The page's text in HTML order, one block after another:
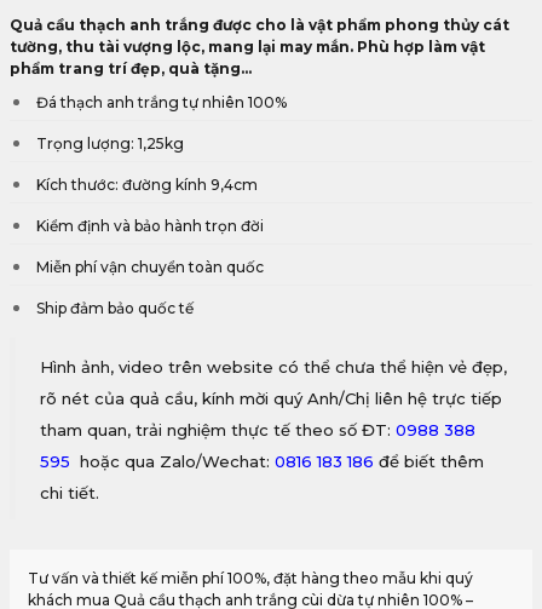
Quả cầu thạch anh trắng được cho là vật phẩm phong thủy cát
tường, thu tài vượng lộc, mang lại may mắn. Phù hợp làm vật
phẩm trang trí đẹp, quà tặng...
Đá thạch anh trắng tự nhiên 100%
Trọng lượng: 1,25kg
Kích thước: đường kính 9,4cm
Kiểm định và bảo hành trọn đời
Miễn phí vận chuyển toàn quốc
Ship đảm bảo quốc tế
Hình ảnh, video trên website có thể chưa thể hiện vẻ đẹp,
rõ nét của quả cầu, kính mời quý Anh/Chị liên hệ trực tiếp
tham quan, trải nghiệm thực tế theo số ĐT: 0988 388
595 hoặc qua Zalo/Wechat: 0816 183 186 để biết thêm
chi tiết.
Tư vấn và thiết kế miễn phí 100%, đặt hàng theo mẫu khi quý
khách mua Quả cầu thạch anh trắng cùi dừa tự nhiên 100% –